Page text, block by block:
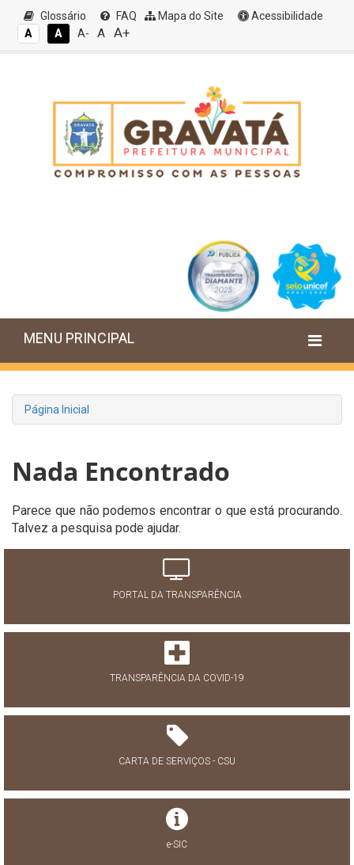
Glossário FAQ Mapa do Site
Acessibilidade
A
A A- A A+
MENU PRINCIPAL
Página Inicial
Nada Encontrado
Parece que não podemos encontrar o que está procurando.
Talvez a pesquisa pode ajudar.
PORTAL DA TRANSPARÊNCIA
TRANSPARÊNCIA DA COVID-19
CARTA DE SERVIÇOS - CSU
e-SIC